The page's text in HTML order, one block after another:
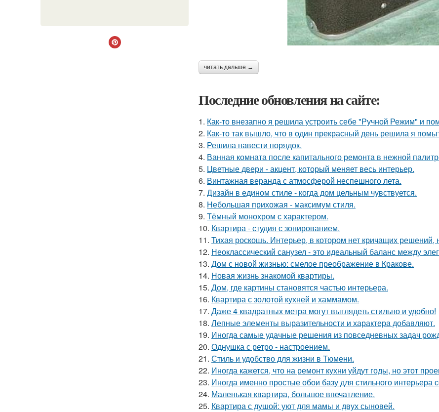
читать дальше →
Последние обновления на сайте:
1. Как-то внезапно я решила устроить себе "Ручной Режим" и
2. Как-то так вышло, что в один прекрасный день решила я
3. Решила навести порядок.
4. Ванная комната после капитального ремонта в нежной
5. Цветные двери - акцент, который меняет весь интерьер.
6. Винтажная веранда с атмосферой неспешного лета.
7. Дизайн в едином стиле - когда дом цельным чувствуется.
8. Небольшая прихожая - максимум стиля.
9. Тёмный монохром с характером.
10. Квартира - студия с зонированием.
11. Тихая роскошь. Интерьер, в котором нет кричащих
12. Неоклассический санузел - это идеальный баланс между
13. Дом с новой жизнью: смелое преображение в Кракове.
14. Новая жизнь знакомой квартиры.
15. Дом, где картины становятся частью интерьера.
16. Квартира с золотой кухней и хаммамом.
17. Даже 4 квадратных метра могут выглядеть стильно и удобно!
18. Лепные элементы выразительности и характера добавляют.
19. Иногда самые удачные решения из повседневных задач
20. Однушка с ретро - настроением.
21. Стиль и удобство для жизни в Тюмени.
22. Иногда кажется, что на ремонт кухни уйдут годы, но этот
23. Иногда именно простые обои базу для стильного интерьера
24. Маленькая квартира, большое впечатление.
25. Квартира с душой: уют для мамы и двух сыновей.